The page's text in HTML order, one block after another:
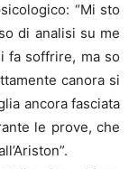
“Mi sto
di analisi su me
fa soffrire, ma so
canora si
ancora fasciata
le prove, che